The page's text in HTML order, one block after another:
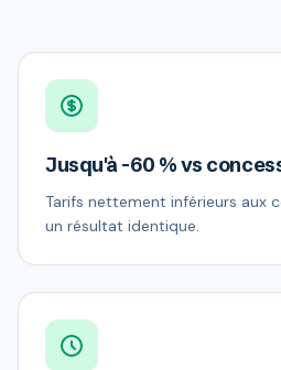
Jusqu'à -60 % vs
Tarifs nettement inférieurs aux
un résultat identique.